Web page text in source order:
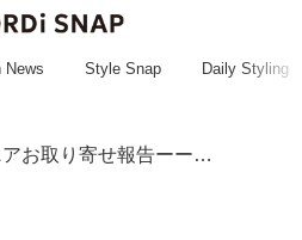
News Style Snap Daily Styling
マニアお取り寄せ報告ーーーッ！【しまむら】着回し力が天才級♡「淡色フリルシャツ」